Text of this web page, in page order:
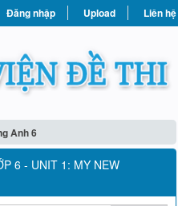
Đăng nhập Upload Liên hệ
Anh 6
6 - UNIT 1: MY NEW